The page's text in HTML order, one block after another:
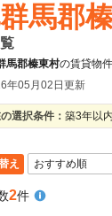
馬郡
馬郡榛東村の賃貸物
年05月02日更新
選択条件： 築3年以内
え
2件